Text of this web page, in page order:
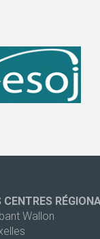
CENTRES
Wallon